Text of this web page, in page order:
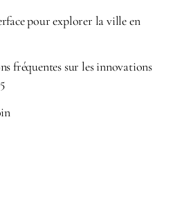
pour explorer la ville en
fréquentes sur les innovations